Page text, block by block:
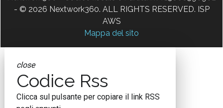
- © 2026 Nextwork360. ALL RIGHTS RESERVED. ISP
AWS
Mappa del sito
close
Codice Rss
Clicca sul pulsante per copiare il link RSS